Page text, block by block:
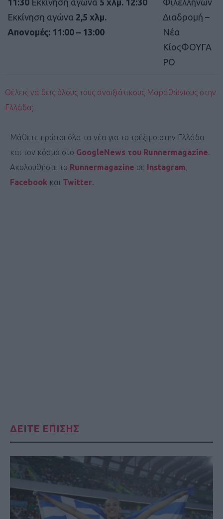
Εκκίνηση αγώνα 2,5 χλμ.
Απονομές: 11:00 – 13:00
Διαδρομή –
Νέα
ΚίοςΦΟΥΓΑ
ΡΟ
Θέλεις να δεις όλους τους ανοιξιάτικους Μαραθώνιους στην
Ελλάδα;
Μάθετε πρώτοι όλα τα νέα για το τρέξιμο στην Ελλάδα
και τον κόσμο στο GoogleNews του Runnermagazine.
Ακολουθήστε το Runnermagazine σε Instagram,
Facebook και Twitter.
ΔΕΙΤΕ ΕΠΙΣΗΣ